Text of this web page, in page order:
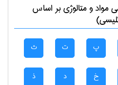
مواد و متالوژیبر اساس
پ ت ث
خ د ذ